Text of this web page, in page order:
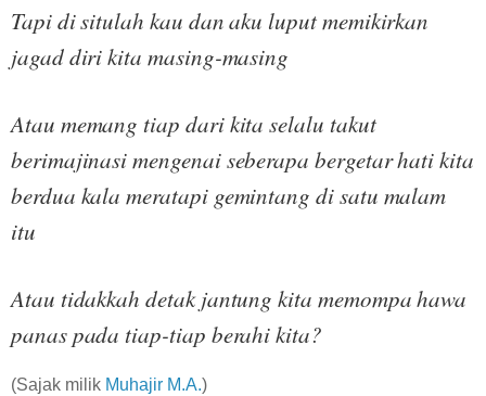
Tapi di situlah kau dan aku luput memikirkan
jagad diri kita masing-masing
Atau memang tiap dari kita selalu takut
berimajinasi mengenai seberapa bergetar hati kita
berdua kala meratapi gemintang di satu malam
itu
Atau tidakkah detak jantung kita memompa hawa
panas pada tiap-tiap berahi kita?
(Sajak milik Muhajir M.A.)